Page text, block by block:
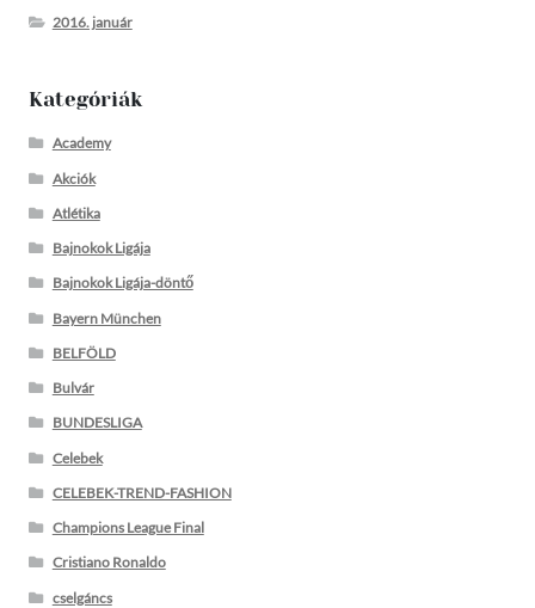
2016. január
Kategóriák
Academy
Akciók
Atlétika
Bajnokok Ligája
Bajnokok Ligája-döntő
Bayern München
BELFÖLD
Bulvár
BUNDESLIGA
Celebek
CELEBEK-TREND-FASHION
Champions League Final
Cristiano Ronaldo
cselgáncs